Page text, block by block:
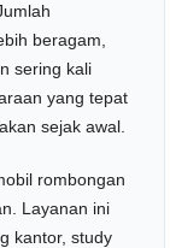
beragam,
sering kali
yang tepat
sejak awal.
rombongan
Layanan ini
kantor, study